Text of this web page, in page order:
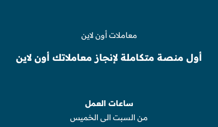
معاملات أون لاين
أول منصة متكاملة لإنجاز معاملاتك أون لاين
ساعات العمل
من السبت الى الخميس